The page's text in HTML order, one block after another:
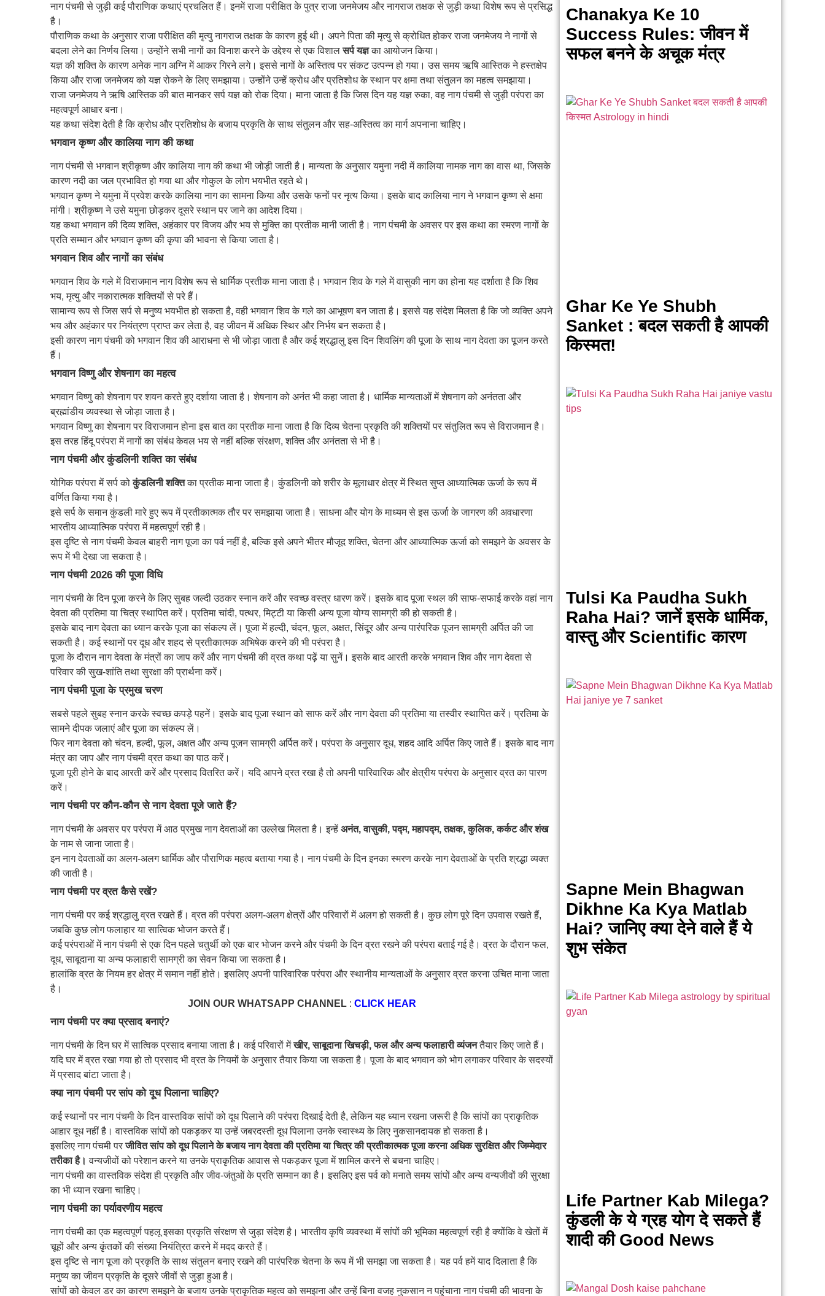
नाग पंचमी से जुड़ी कई पौराणिक कथाएं प्रचलित हैं। इनमें राजा परीक्षित के पुत्र राजा जनमेजय और नागराज तक्षक से जुड़ी कथा विशेष रूप से प्रसिद्ध
है।
पौराणिक कथा के अनुसार राजा परीक्षित की मृत्यु नागराज तक्षक के कारण हुई थी। अपने पिता की मृत्यु से क्रोधित होकर राजा जनमेजय ने नागों से
बदला लेने का निर्णय लिया। उन्होंने सभी नागों का विनाश करने के उद्देश्य से एक विशालसर्प यज्ञका आयोजन किया।
यज्ञ की शक्ति के कारण अनेक नाग अग्नि में आकर गिरने लगे। इससे नागों के अस्तित्व पर संकट उत्पन्न हो गया। उस समय ऋषि आस्तिक ने हस्तक्षेप
किया और राजा जनमेजय को यज्ञ रोकने के लिए समझाया। उन्होंने उन्हें क्रोध और प्रतिशोध के स्थान पर क्षमा तथा संतुलन का महत्व समझाया।
राजा जनमेजय ने ऋषि आस्तिक की बात मानकर सर्प यज्ञ को रोक दिया। माना जाता है कि जिस दिन यह यज्ञ रुका, वह नाग पंचमी से जुड़ी परंपरा का
महत्वपूर्ण आधार बना।
यह कथा संदेश देती है कि क्रोध और प्रतिशोध के बजाय प्रकृति के साथ संतुलन और सह-अस्तित्व का मार्ग अपनाना चाहिए।
भगवान कृष्ण और कालिया नाग की कथा
नाग पंचमी से भगवान श्रीकृष्ण और कालिया नाग की कथा भी जोड़ी जाती है। मान्यता के अनुसार यमुना नदी में कालिया नामक नाग का वास था, जिसके
कारण नदी का जल प्रभावित हो गया था और गोकुल के लोग भयभीत रहते थे।
भगवान कृष्ण ने यमुना में प्रवेश करके कालिया नाग का सामना किया और उसके फनों पर नृत्य किया। इसके बाद कालिया नाग ने भगवान कृष्ण से क्षमा
मांगी। श्रीकृष्ण ने उसे यमुना छोड़कर दूसरे स्थान पर जाने का आदेश दिया।
यह कथा भगवान की दिव्य शक्ति, अहंकार पर विजय और भय से मुक्ति का प्रतीक मानी जाती है। नाग पंचमी के अवसर पर इस कथा का स्मरण नागों के
प्रति सम्मान और भगवान कृष्ण की कृपा की भावना से किया जाता है।
भगवान शिव और नागों का संबंध
भगवान शिव के गले में विराजमान नाग विशेष रूप से धार्मिक प्रतीक माना जाता है। भगवान शिव के गले में वासुकी नाग का होना यह दर्शाता है कि शिव
भय, मृत्यु और नकारात्मक शक्तियों से परे हैं।
सामान्य रूप से जिस सर्प से मनुष्य भयभीत हो सकता है, वही भगवान शिव के गले का आभूषण बन जाता है। इससे यह संदेश मिलता है कि जो व्यक्ति अपने
भय और अहंकार पर नियंत्रण प्राप्त कर लेता है, वह जीवन में अधिक स्थिर और निर्भय बन सकता है।
इसी कारण नाग पंचमी को भगवान शिव की आराधना से भी जोड़ा जाता है और कई श्रद्धालु इस दिन शिवलिंग की पूजा के साथ नाग देवता का पूजन करते
हैं।
भगवान विष्णु और शेषनाग का महत्व
भगवान विष्णु को शेषनाग पर शयन करते हुए दर्शाया जाता है। शेषनाग को अनंत भी कहा जाता है। धार्मिक मान्यताओं में शेषनाग को अनंतता और
ब्रह्मांडीय व्यवस्था से जोड़ा जाता है।
भगवान विष्णु का शेषनाग पर विराजमान होना इस बात का प्रतीक माना जाता है कि दिव्य चेतना प्रकृति की शक्तियों पर संतुलित रूप से विराजमान है।
इस तरह हिंदू परंपरा में नागों का संबंध केवल भय से नहीं बल्कि संरक्षण, शक्ति और अनंतता से भी है।
नाग पंचमी और कुंडलिनी शक्ति का संबंध
योगिक परंपरा में सर्प कोकुंडलिनी शक्तिका प्रतीक माना जाता है। कुंडलिनी को शरीर के मूलाधार क्षेत्र में स्थित सुप्त आध्यात्मिक ऊर्जा के रूप में
वर्णित किया गया है।
इसे सर्प के समान कुंडली मारे हुए रूप में प्रतीकात्मक तौर पर समझाया जाता है। साधना और योग के माध्यम से इस ऊर्जा के जागरण की अवधारणा
भारतीय आध्यात्मिक परंपरा में महत्वपूर्ण रही है।
इस दृष्टि से नाग पंचमी केवल बाहरी नाग पूजा का पर्व नहीं है, बल्कि इसे अपने भीतर मौजूद शक्ति, चेतना और आध्यात्मिक ऊर्जा को समझने के अवसर के
रूप में भी देखा जा सकता है।
नाग पंचमी 2026 की पूजा विधि
नाग पंचमी के दिन पूजा करने के लिए सुबह जल्दी उठकर स्नान करें और स्वच्छ वस्त्र धारण करें। इसके बाद पूजा स्थल की साफ-सफाई करके वहां नाग
देवता की प्रतिमा या चित्र स्थापित करें। प्रतिमा चांदी, पत्थर, मिट्टी या किसी अन्य पूजा योग्य सामग्री की हो सकती है।
इसके बाद नाग देवता का ध्यान करके पूजा का संकल्प लें। पूजा में हल्दी, चंदन, फूल, अक्षत, सिंदूर और अन्य पारंपरिक पूजन सामग्री अर्पित की जा
सकती है। कई स्थानों पर दूध और शहद से प्रतीकात्मक अभिषेक करने की भी परंपरा है।
पूजा के दौरान नाग देवता के मंत्रों का जाप करें और नाग पंचमी की व्रत कथा पढ़ें या सुनें। इसके बाद आरती करके भगवान शिव और नाग देवता से
परिवार की सुख-शांति तथा सुरक्षा की प्रार्थना करें।
नाग पंचमी पूजा के प्रमुख चरण
सबसे पहले सुबह स्नान करके स्वच्छ कपड़े पहनें। इसके बाद पूजा स्थान को साफ करें और नाग देवता की प्रतिमा या तस्वीर स्थापित करें। प्रतिमा के
सामने दीपक जलाएं और पूजा का संकल्प लें।
फिर नाग देवता को चंदन, हल्दी, फूल, अक्षत और अन्य पूजन सामग्री अर्पित करें। परंपरा के अनुसार दूध, शहद आदि अर्पित किए जाते हैं। इसके बाद नाग
मंत्र का जाप और नाग पंचमी व्रत कथा का पाठ करें।
पूजा पूरी होने के बाद आरती करें और प्रसाद वितरित करें। यदि आपने व्रत रखा है तो अपनी पारिवारिक और क्षेत्रीय परंपरा के अनुसार व्रत का पारण
करें।
नाग पंचमी पर कौन-कौन से नाग देवता पूजे जाते हैं?
नाग पंचमी के अवसर पर परंपरा में आठ प्रमुख नाग देवताओं का उल्लेख मिलता है। इन्हें अनंत, वासुकी, पद्म, महापद्म, तक्षक, कुलिक, कर्कट और शंख
के नाम से जाना जाता है।
इन नाग देवताओं का अलग-अलग धार्मिक और पौराणिक महत्व बताया गया है। नाग पंचमी के दिन इनका स्मरण करके नाग देवताओं के प्रति श्रद्धा व्यक्त
की जाती है।
नाग पंचमी पर व्रत कैसे रखें?
नाग पंचमी पर कई श्रद्धालु व्रत रखते हैं। व्रत की परंपरा अलग-अलग क्षेत्रों और परिवारों में अलग हो सकती है। कुछ लोग पूरे दिन उपवास रखते हैं,
जबकि कुछ लोग फलाहार या सात्विक भोजन करते हैं।
कई परंपराओं में नाग पंचमी से एक दिन पहले चतुर्थी को एक बार भोजन करने और पंचमी के दिन व्रत रखने की परंपरा बताई गई है। व्रत के दौरान फल,
दूध, साबूदाना या अन्य फलाहारी सामग्री का सेवन किया जा सकता है।
हालांकि व्रत के नियम हर क्षेत्र में समान नहीं होते। इसलिए अपनी पारिवारिक परंपरा और स्थानीय मान्यताओं के अनुसार व्रत करना उचित माना जाता
है।
JOIN OUR WHATSAPP CHANNEL : CLICK HEAR
नाग पंचमी पर क्या प्रसाद बनाएं?
नाग पंचमी के दिन घर में सात्विक प्रसाद बनाया जाता है। कई परिवारों मेंखीर, साबूदाना खिचड़ी, फल और अन्य फलाहारी व्यंजनतैयार किए जाते हैं।
यदि घर में व्रत रखा गया हो तो प्रसाद भी व्रत के नियमों के अनुसार तैयार किया जा सकता है। पूजा के बाद भगवान को भोग लगाकर परिवार के सदस्यों
में प्रसाद बांटा जाता है।
क्या नाग पंचमी पर सांप को दूध पिलाना चाहिए?
कई स्थानों पर नाग पंचमी के दिन वास्तविक सांपों को दूध पिलाने की परंपरा दिखाई देती है, लेकिन यह ध्यान रखना जरूरी है कि सांपों का प्राकृतिक
आहार दूध नहीं है। वास्तविक सांपों को पकड़कर या उन्हें जबरदस्ती दूध पिलाना उनके स्वास्थ्य के लिए नुकसानदायक हो सकता है।
इसलिए नाग पंचमी परजीवित सांप को दूध पिलाने के बजाय नाग देवता की प्रतिमा या चित्र की प्रतीकात्मक पूजा करना अधिक सुरक्षित और जिम्मेदार
तरीका है। वन्यजीवों को परेशान करने या उनके प्राकृतिक आवास से पकड़कर पूजा में शामिल करने से बचना चाहिए।
नाग पंचमी का वास्तविक संदेश ही प्रकृति और जीव-जंतुओं के प्रति सम्मान का है। इसलिए इस पर्व को मनाते समय सांपों और अन्य वन्यजीवों की सुरक्षा
का भी ध्यान रखना चाहिए।
नाग पंचमी का पर्यावरणीय महत्व
नाग पंचमी का एक महत्वपूर्ण पहलू इसका प्रकृति संरक्षण से जुड़ा संदेश है। भारतीय कृषि व्यवस्था में सांपों की भूमिका महत्वपूर्ण रही है क्योंकि वे खेतों में
चूहों और अन्य कृंतकों की संख्या नियंत्रित करने में मदद करते हैं।
इस दृष्टि से नाग पूजा को प्रकृति के साथ संतुलन बनाए रखने की पारंपरिक चेतना के रूप में भी समझा जा सकता है। यह पर्व हमें याद दिलाता है कि
मनुष्य का जीवन प्रकृति के दूसरे जीवों से जुड़ा हुआ है।
सांपों को केवल डर का कारण समझने के बजाय उनके प्राकृतिक महत्व को समझना और उन्हें बिना वजह नुकसान न पहुंचाना नाग पंचमी की भावना के
Chanakya Ke 10
Success Rules: जीवन में
सफल बनने के अचूक मंत्र
Ghar Ke Ye Shubh
Sanket : बदल सकती है आपकी
किस्मत!
Tulsi Ka Paudha Sukh
Raha Hai? जानें इसके धार्मिक,
वास्तु और Scientific कारण
Sapne Mein Bhagwan
Dikhne Ka Kya Matlab
Hai? जानिए क्या देने वाले हैं ये
शुभ संकेत
Life Partner Kab Milega?
कुंडली के ये ग्रह योग दे सकते हैं
शादी की Good News